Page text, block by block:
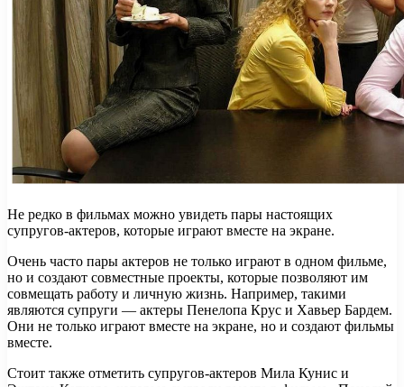
Не редко в фильмах можно увидеть пары настоящих
супругов-актеров, которые играют вместе на экране.
Очень часто пары актеров не только играют в одном фильме,
но и создают совместные проекты, которые позволяют им
совмещать работу и личную жизнь. Например, такими
являются супруги — актеры Пенелопа Крус и Хавьер Бардем.
Они не только играют вместе на экране, но и создают фильмы
вместе.
Стоит также отметить супругов-актеров Мила Кунис и